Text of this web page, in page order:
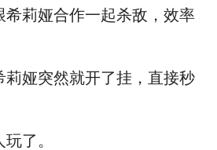
希莉娅合作一起杀敌，效率
莉娅突然就开了挂，直接秒
了。